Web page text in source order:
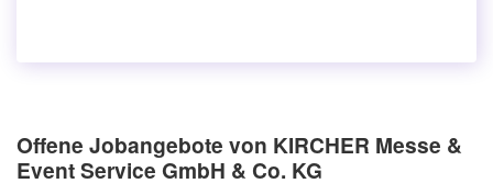
Offene Jobangebote von KIRCHER Messe &
Event Service GmbH & Co. KG